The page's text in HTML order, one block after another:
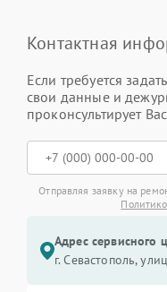
Контактная
Если требуется
свои данные и
проконсультирует
Отправляя заявку на
Адрес сервисного
г. Севастополь,